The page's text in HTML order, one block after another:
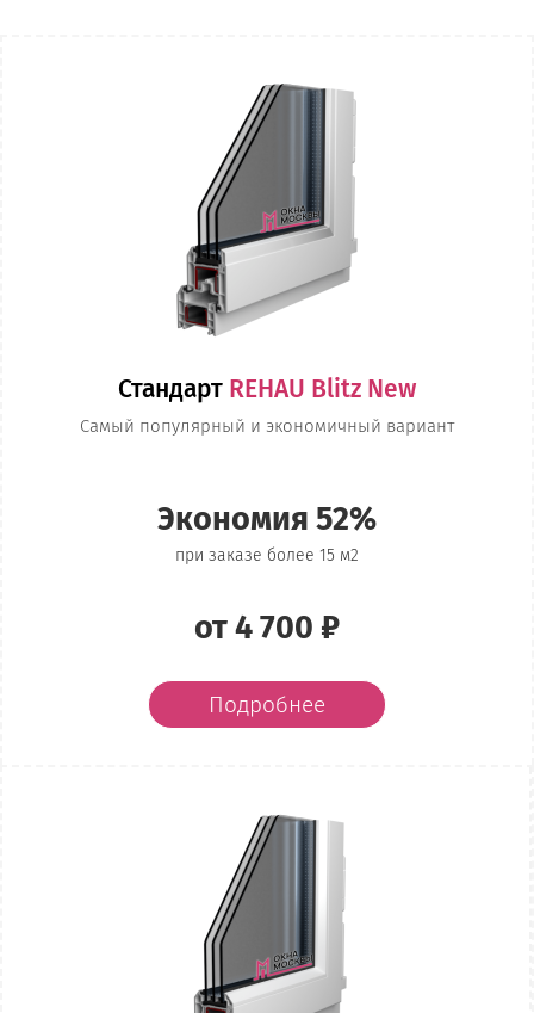
Стандарт REHAU Blitz New
Самый популярный и экономичный вариант
Экономия 52%
при заказе более 15 м2
от 4 700 ₽
Подробнее